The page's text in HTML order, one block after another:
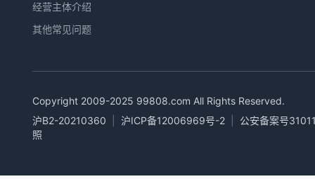
经营主体介绍
其他常见问题
Copyright 2009-2025 99808.com All Rights Reserved.
沪B2-20210360
沪ICP备12006969号-2
公安备案号
照